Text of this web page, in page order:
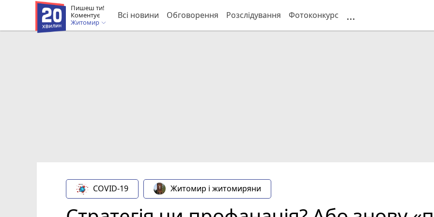
Пишеш ти!
Коментує
Житомир
Всі новини Обговорення Розслідування Фотоконкурс ...
COVID-19 Житомир і житомиряни